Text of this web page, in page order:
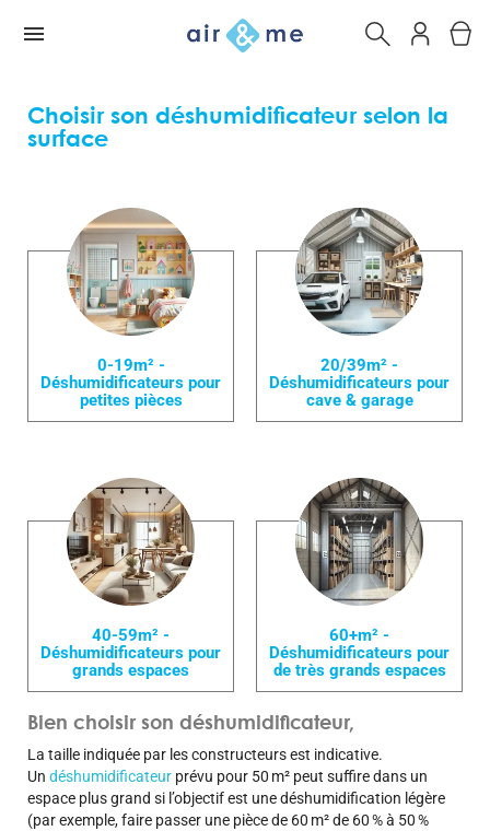
Choisir son déshumidificateur selon la
surface
0-19m² -
Déshumidificateurs pour
petites pièces
20/39m² -
Déshumidificateurs pour
cave & garage
40-59m² -
Déshumidificateurs pour
grands espaces
60+m² -
Déshumidificateurs pour
de très grands espaces
Bien choisir son déshumidificateur,
La taille indiquée par les constructeurs est indicative.
Un déshumidificateur prévu pour 50 m² peut suffire dans un
espace plus grand si l’objectif est une déshumidification légère
(par exemple, faire passer une pièce de 60 m² de 60 % à 50 %